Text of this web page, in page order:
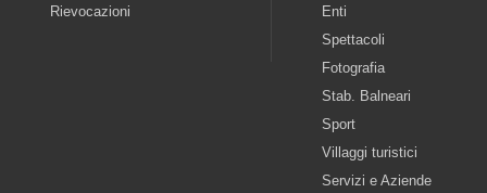
Rievocazioni
Enti
Spettacoli
Fotografia
Stab. Balneari
Sport
Villaggi turistici
Servizi e Aziende